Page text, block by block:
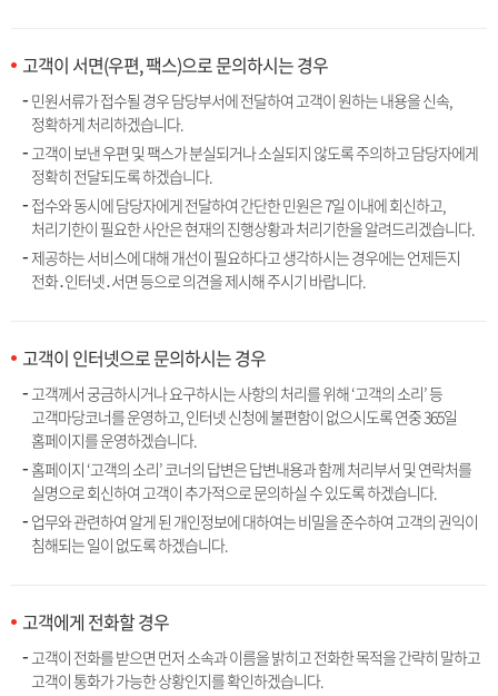
고객이 서면(우편, 팩스)으로 문의하시는 경우
민원서류가 접수될 경우 담당부서에 전달하여 고객이 원하는 내용을 신속,
정확하게 처리하겠습니다.
고객이 보낸 우편 및 팩스가 분실되거나 소실되지 않도록 주의하고 담당자에게
정확히 전달되도록 하겠습니다.
접수와 동시에 담당자에게 전달하여 간단한 민원은 7일 이내에 회신하고,
처리기한이 필요한 사안은 현재의 진행상황과 처리기한을 알려드리겠습니다.
제공하는 서비스에 대해 개선이 필요하다고 생각하시는 경우에는 언제든지
전화․인터넷․서면 등으로 의견을 제시해 주시기 바랍니다.
고객이 인터넷으로 문의하시는 경우
고객께서 궁금하시거나 요구하시는 사항의 처리를 위해 ‘고객의 소리’ 등
고객마당코너를 운영하고, 인터넷 신청에 불편함이 없으시도록 연중 365일
홈페이지를 운영하겠습니다.
홈페이지 ‘고객의 소리’ 코너의 답변은 답변내용과 함께 처리부서 및 연락처를
실명으로 회신하여 고객이 추가적으로 문의하실 수 있도록 하겠습니다.
업무와 관련하여 알게 된 개인정보에 대하여는 비밀을 준수하여 고객의 권익이
침해되는 일이 없도록 하겠습니다.
고객에게 전화할 경우
고객이 전화를 받으면 먼저 소속과 이름을 밝히고 전화한 목적을 간략히 말하고
고객이 통화가 가능한 상황인지를 확인하겠습니다.